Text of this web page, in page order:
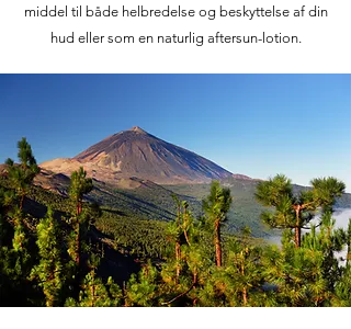
middel til både helbredelse og beskyttelse af din
hud eller som en naturlig aftersun-lotion.